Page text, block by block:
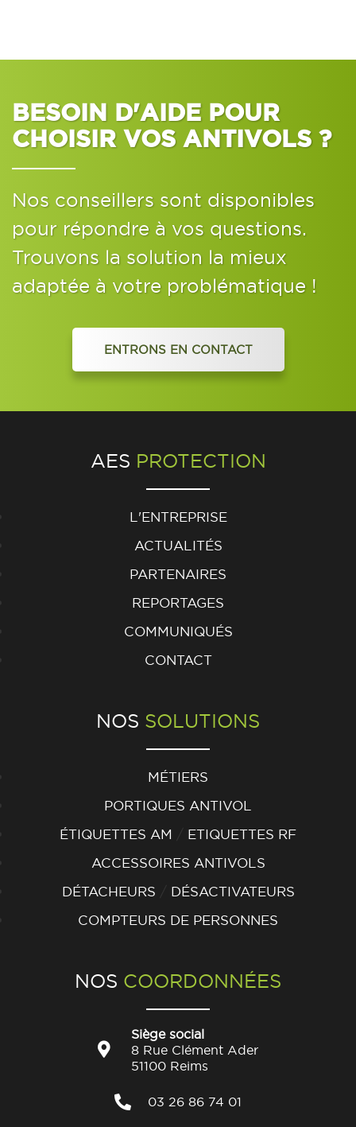
BESOIN D'AIDE POUR
CHOISIR VOS ANTIVOLS ?
Nos conseillers sont disponibles
pour répondre à vos questions.
Trouvons la solution la mieux
adaptée à votre problématique !
ENTRONS EN CONTACT
AES PROTECTION
L'ENTREPRISE
ACTUALITÉS
PARTENAIRES
REPORTAGES
COMMUNIQUÉS
CONTACT
NOS SOLUTIONS
MÉTIERS
PORTIQUES ANTIVOL
ÉTIQUETTES AM
ETIQUETTES RF
ACCESSOIRES ANTIVOLS
DÉTACHEURS
DÉSACTIVATEURS
COMPTEURS DE PERSONNES
NOS COORDONNÉES
Siège social
8 Rue Clément Ader
51100 Reims
03 26 86 74 01